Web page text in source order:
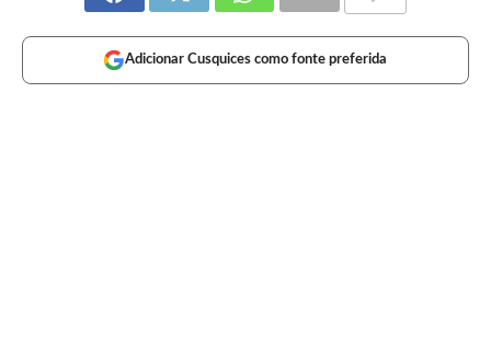
Adicionar Cusquices como fonte preferida